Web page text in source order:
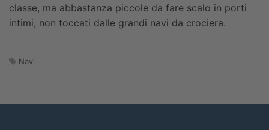
classe, ma abbastanza piccole da fare scalo in porti
intimi, non toccati dalle grandi navi da crociera.
Navi